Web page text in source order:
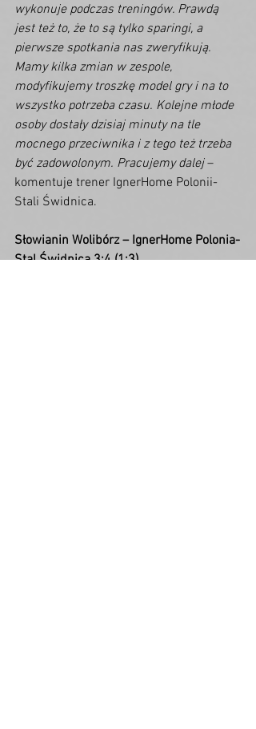
wykonuje podczas treningów. Prawdą
jest też to, że to są tylko sparingi, a
pierwsze spotkania nas zweryfikują.
Mamy kilka zmian w zespole,
modyfikujemy troszkę model gry i na to
wszystko potrzeba czasu. Kolejne młode
osoby dostały dzisiaj minuty na tle
mocnego przeciwnika i z tego też trzeba
być zadowolonym. Pracujemy dalej –
komentuje trener IgnerHome Polonii-
Stali Świdnica.
Słowianin Wolibórz – IgnerHome Polonia-
Stal Świdnica 3:4 (1:3)